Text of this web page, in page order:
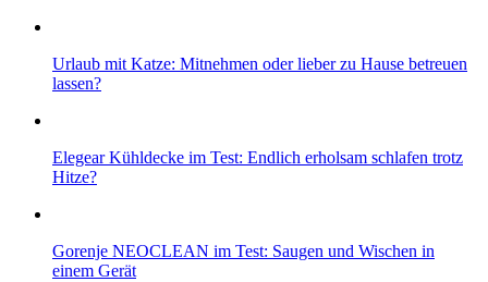
Urlaub mit Katze: Mitnehmen oder lieber zu Hause betreuen
lassen?
Elegear Kühldecke im Test: Endlich erholsam schlafen trotz
Hitze?
Gorenje NEOCLEAN im Test: Saugen und Wischen in
einem Gerät